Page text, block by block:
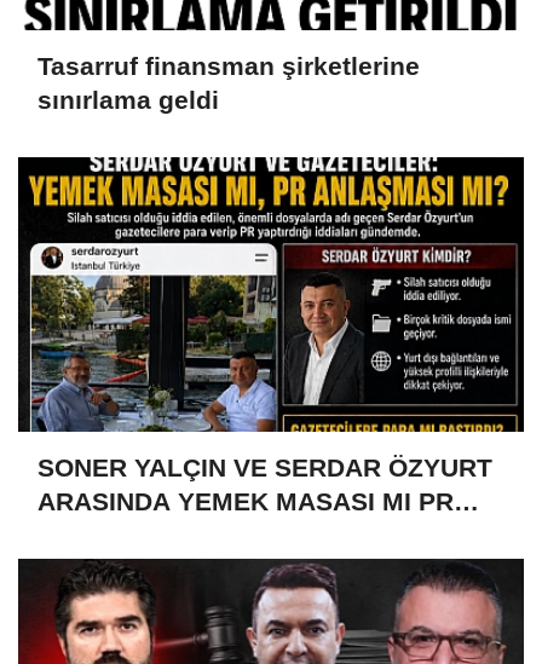
Tasarruf finansman şirketlerine
sınırlama geldi
SONER YALÇIN VE SERDAR ÖZYURT
ARASINDA YEMEK MASASI MI PR